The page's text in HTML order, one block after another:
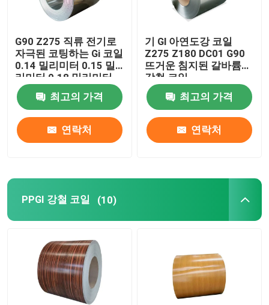
탄소강관
G90 Z275 직류 전기로
자극된 코팅하는 Gi 코일
0.14 밀리미터 0.15 밀
리미터 0.18 밀리미터
0.26 밀리미터
최고의 가격
연락처
기 Gl 아연도강 코일
Z275 Z180 DC01 G90
뜨거운 침지된 갈바륨
강철 코일
최고의 가격
연락처
PPGI 강철 코일 (10)